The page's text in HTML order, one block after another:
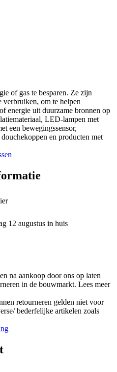
of gas te besparen. Ze zijn
verbruiken, om te helpen
energie uit duurzame bronnen op
LED-lampen met
een bewegingssensor,
en producten met
12 augustus in huis
na aankoop door ons op laten
in de bouwmarkt. Lees meer
retourneren gelden niet voor
bederfelijke artikelen zoals